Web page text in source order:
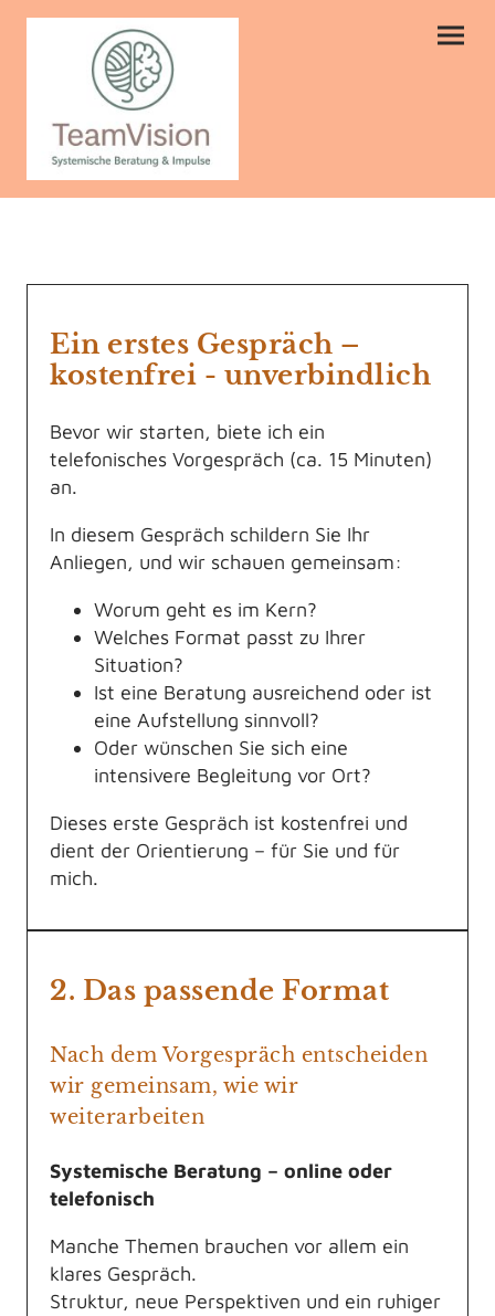
Ein erstes Gespräch –
kostenfrei - unverbindlich
Bevor wir starten, biete ich ein
telefonisches Vorgespräch (ca. 15 Minuten)
an.
In diesem Gespräch schildern Sie Ihr
Anliegen, und wir schauen gemeinsam:
Worum geht es im Kern?
Welches Format passt zu Ihrer
Situation?
Ist eine Beratung ausreichend oder ist
eine Aufstellung sinnvoll?
Oder wünschen Sie sich eine
intensivere Begleitung vor Ort?
Dieses erste Gespräch ist kostenfrei und
dient der Orientierung – für Sie und für
mich.
2. Das passende Format
Nach dem Vorgespräch entscheiden
wir gemeinsam, wie wir
weiterarbeiten
Systemische Beratung – online oder
telefonisch
Manche Themen brauchen vor allem ein
klares Gespräch.
Struktur, neue Perspektiven und ein ruhiger